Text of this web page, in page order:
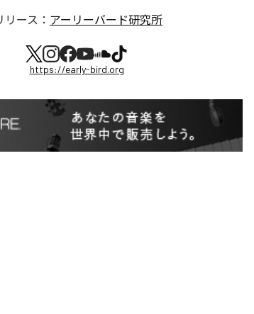
ース： アーリーバード研究所
https://early-bird.org